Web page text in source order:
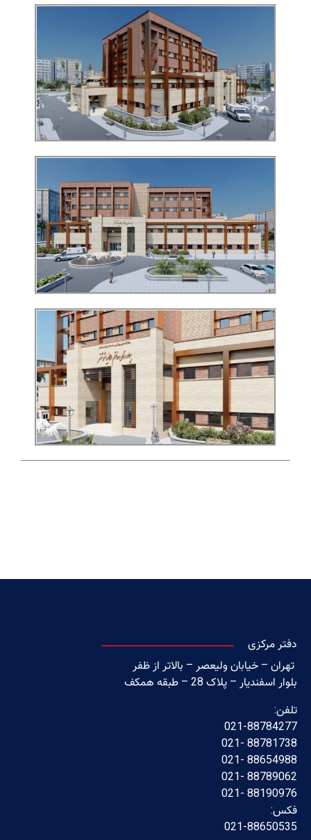
دفتر مرکزی
تهران – خیابان ولیعصر – بالاتر از ظفر
بلوار اسفندیار – پلاک 28 – طبقه همکف
تلفن:
021-88784277
88781738 -021
88654988 -021
88789062 -021
88190976 -021
فکس:
021-88650535